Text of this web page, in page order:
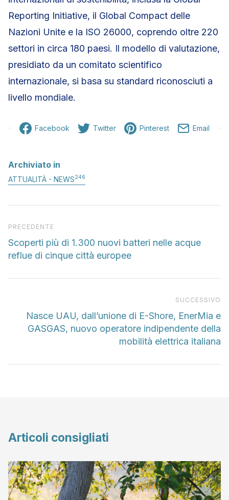
Reporting Initiative, il Global Compact delle
Nazioni Unite e la ISO 26000, coprendo oltre 220
settori in circa 180 paesi. Il modello di valutazione,
presidiato da un comitato scientifico
internazionale, si basa su standard riconosciuti a
livello mondiale.
Facebook Twitter Pinterest Email
Archiviato in
ATTUALITÀ - NEWS246
Articolo precedente
PRECEDENTE
Scoperti più di 1.300 nuovi batteri nelle acque
reflue di cinque città europee
SUCCESSIVO
Nasce UAU, dall’unione di E-Shore, EnerMia e
GASGAS, nuovo operatore indipendente della
mobilità elettrica italiana
Articoli consigliati